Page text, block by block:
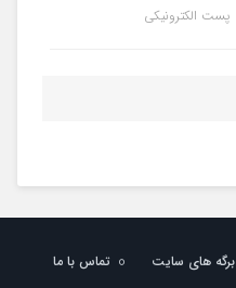
پست الکترونیکی
برگه های سایت
تماس با ما